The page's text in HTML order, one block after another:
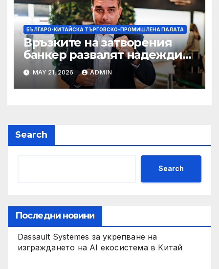
БЪЛГАРО-КИТАЙСКА ТЪРГОВСКО-ПРОМИШЛЕНА ПАЛАТА
Връзките на затворения
банкер развалят надеждите
на Флавио Болсонаро за
президент на Бразилия
MAY 21, 2026 ADMIN
Search
Search
Последни новини
Dassault Systemes за укрепване на
изграждането на AI екосистема в Китай